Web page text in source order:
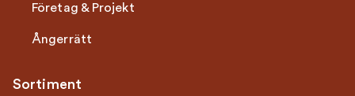
Företag & Projekt
Ångerrätt
Sortiment